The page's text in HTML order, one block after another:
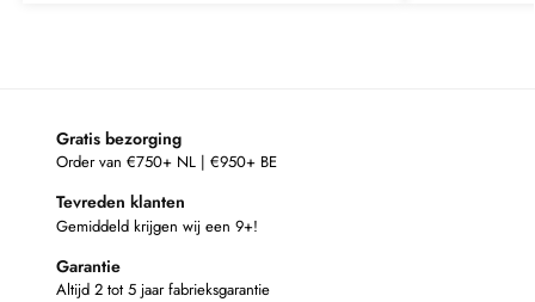
Gratis bezorging
Order van €750+ NL | €950+ BE
Tevreden klanten
Gemiddeld krijgen wij een 9+!
Garantie
Altijd 2 tot 5 jaar fabrieksgarantie